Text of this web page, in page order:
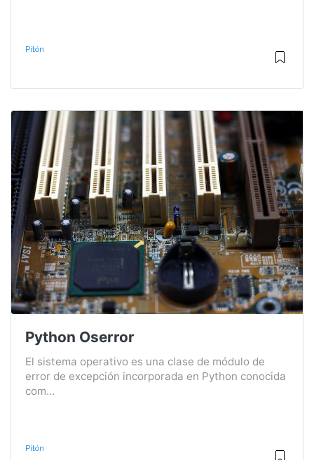
Pitón
Python Oserror
El sistema operativo es una clase de módulo de
error de excepción incorporada en Python conocida
com...
Pitón